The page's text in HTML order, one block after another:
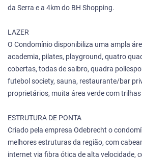
da Serra e a 4km do BH Shopping.
LAZER
O Condomínio disponibiliza uma ampla
academia, pilates, playground, quatro
cobertas, todas de saibro, quadra
futebol society, sauna, restaurante/bar
proprietários, muita área verde com trilhas
ESTRUTURA DE PONTA
Criado pela empresa Odebrecht o
melhores estruturas da região, com
internet via fibra ótica de alta velocidade,